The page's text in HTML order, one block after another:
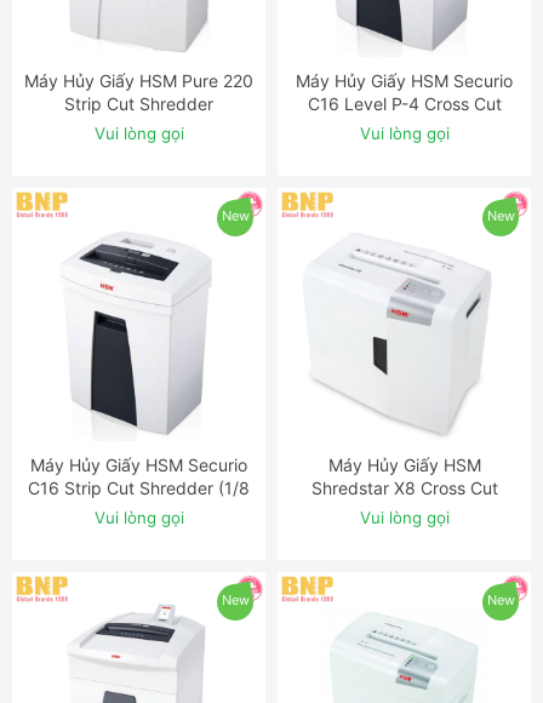
ĐẶT NGAY
Máy Hủy Giấy HSM Pure 220
Strip Cut Shredder
Vui lòng gọi
ĐẶT NGAY
Máy Hủy Giấy HSM Securio
C16 Level P-4 Cross Cut
Shredder
Vui lòng gọi
New
ĐẶT NGAY
Máy Hủy Giấy HSM Securio
C16 Strip Cut Shredder (1/8
inch)
Vui lòng gọi
New
ĐẶT NGAY
Máy Hủy Giấy HSM
Shredstar X8 Cross Cut
Shredder
Vui lòng gọi
New New